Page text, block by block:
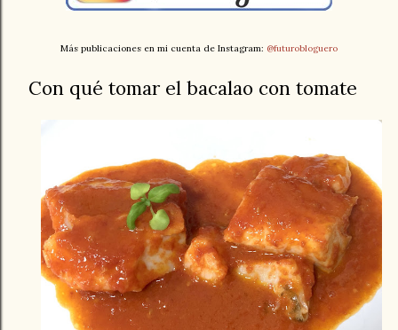
Más publicaciones en mi cuenta de Instagram: @futurobloguero
Con qué tomar el bacalao con tomate